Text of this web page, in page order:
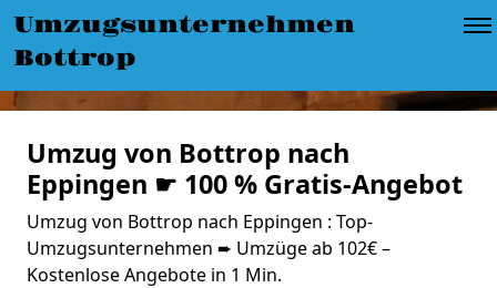
Umzugsunternehmen
Bottrop
Umzug von Bottrop nach
Eppingen ☛ 100 % Gratis-Angebot
Umzug von Bottrop nach Eppingen : Top-
Umzugsunternehmen ➨ Umzüge ab 102€ –
Kostenlose Angebote in 1 Min.